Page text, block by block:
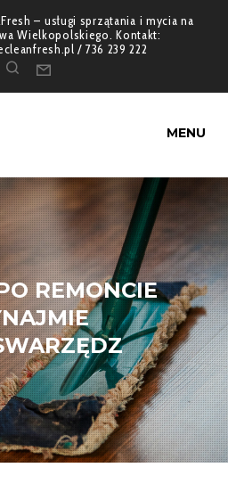
– usługi sprzątania i mycia na
Wielkopolskiego. Kontakt:
/ 736 239 222
MENU
REMONCIE